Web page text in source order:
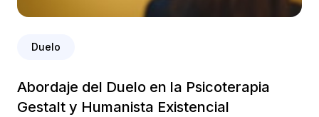
Duelo
Abordaje del Duelo en la Psicoterapia
Gestalt y Humanista Existencial